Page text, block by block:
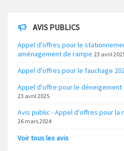
AVIS PUBLICS
Appel d'offres pour le
aménagement de rampe 23 avril
Appel d'offres pour le fauchage
Appel d'offre pour le déneigement
23 avril 2025
Avis public - Appel d'offres pour la
26 mars 2024
Voir tous les avis